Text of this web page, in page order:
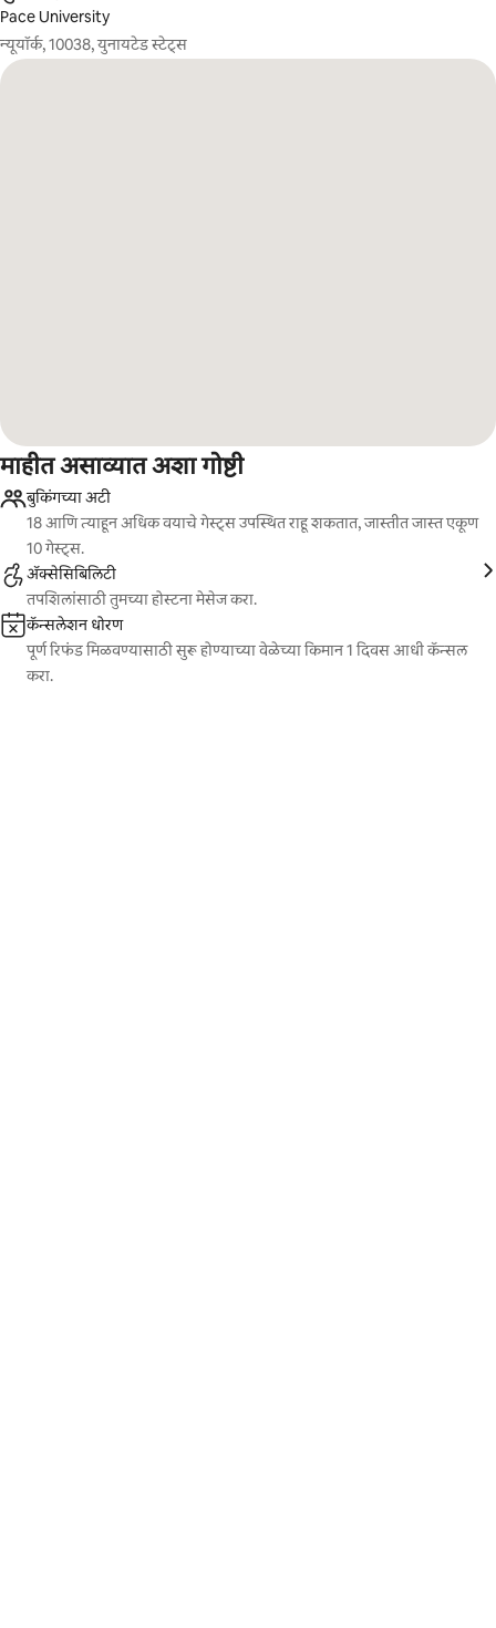
Pace University
न्यूयॉर्क, 10038, युनायटेड स्टेट्स
माहीत असाव्यात अशा गोष्टी
बुकिंगच्या अटी
18 आणि त्याहून अधिक वयाचे गेस्ट्स उपस्थित राहू शकतात, जास्तीत जास्त एकूण
10 गेस्ट्स.
ॲक्सेसिबिलिटी
तपशिलांसाठी तुमच्या होस्टना मेसेज करा.
कॅन्सलेशन धोरण
पूर्ण रिफंड मिळवण्यासाठी सुरू होण्याच्या वेळेच्या किमान 1 दिवस आधी कॅन्सल
करा.